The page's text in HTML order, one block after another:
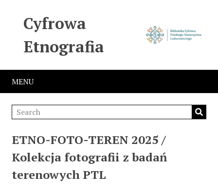
Cyfrowa
Etnografia
MENU
ETNO-FOTO-TEREN 2025 /
Kolekcja fotografii z badań
terenowych PTL